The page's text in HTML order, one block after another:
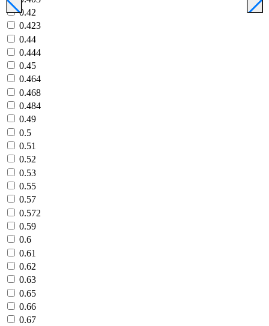
0.42
0.423
0.44
0.444
0.45
0.464
0.468
0.484
0.49
0.5
0.51
0.52
0.53
0.55
0.57
0.572
0.59
0.6
0.61
0.62
0.63
0.65
0.66
0.67